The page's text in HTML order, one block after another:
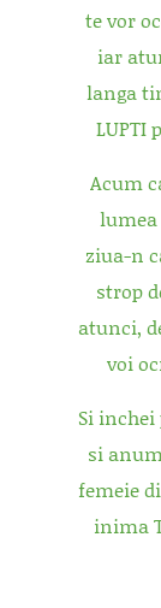
te vor
iar
langa
LUPTI
Acum
ziua-n
strop
atunci,
voi
Si
si
femeie
inima